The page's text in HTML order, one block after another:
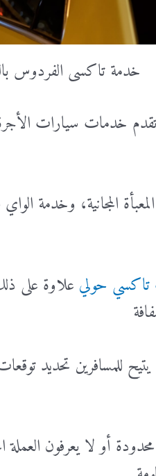
خدمة تاكسى الفردوس
خدمات سيارات
المجانية، وخدمة
حولي علاوة على
للمسافرين تحديد
محدودة أو لا يعرفون